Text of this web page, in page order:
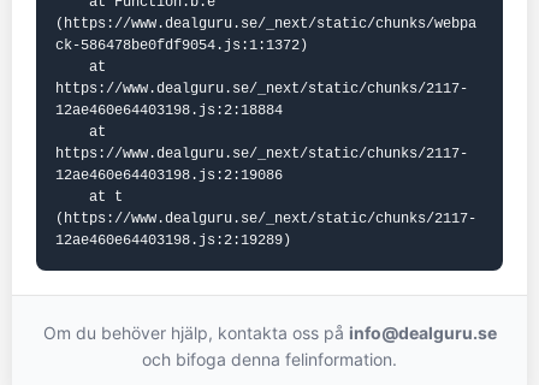
(https://www.dealguru.se/_next/static/chunks/webpa
ck-586478be0fdf9054.js:1:1372)
https://www.dealguru.se/_next/static/chunks/2117-
12ae460e64403198.js:2:18884
https://www.dealguru.se/_next/static/chunks/2117-
12ae460e64403198.js:2:19086
(https://www.dealguru.se/_next/static/chunks/2117-
12ae460e64403198.js:2:19289)
Om du behöver hjälp, kontakta oss på info@dealguru.se
och bifoga denna felinformation.